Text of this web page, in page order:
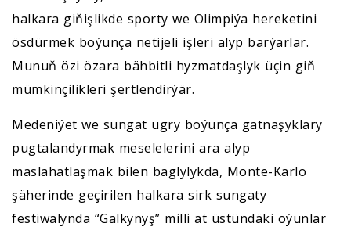
halkara giňişlikde sporty we Olimpiýa hereketini
ösdürmek boýunça netijeli işleri alyp barýarlar.
Munuň özi özara bähbitli hyzmatdaşlyk üçin giň
mümkinçilikleri şertlendirýär.
Medeniýet we sungat ugry boýunça gatnaşyklary
pugtalandyrmak meselelerini ara alyp
maslahatlaşmak bilen baglylykda, Monte-Karlo
şäherinde geçirilen halkara sirk sungaty
festiwalynda “Galkynyş” milli at üstündäki oýunlar